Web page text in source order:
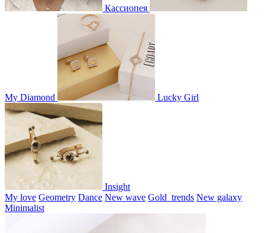
Кассиопея
My Diamond Lucky Girl
Insight
My love Geometry Dance New wave Gold_trends New galaxy
Minimalist